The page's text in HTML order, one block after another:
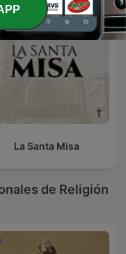
La Santa Misa
de Religión